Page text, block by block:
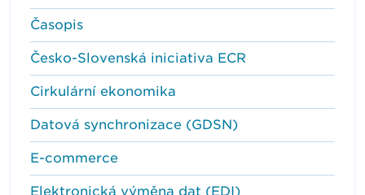
Časopis
Česko-Slovenská iniciativa ECR
Cirkulární ekonomika
Datová synchronizace (GDSN)
E-commerce
Elektronická výměna dat (EDI)